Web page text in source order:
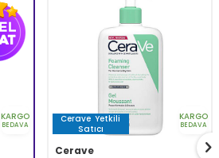
KARGO
BEDAVA
Cerave Yetkili
Satıcı
KARGO
BEDAVA
Cerave